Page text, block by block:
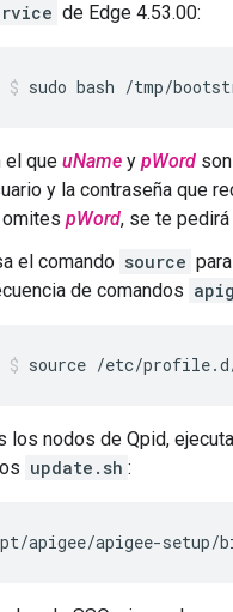
de Edge 4.53.00:
sudo bash /tmp/
el que uName y pWord
y la contraseña que
pWord, se te
el comando source
de comandos
source /etc/profile.d/
los nodos de Qpid,
update.sh :
apigee/apigee-